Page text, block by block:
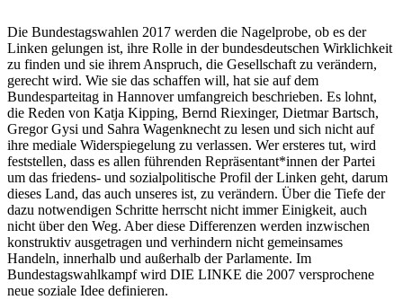
Die Bundestagswahlen 2017 werden die Nagelprobe, ob es der
Linken gelungen ist, ihre Rolle in der bundesdeutschen Wirklichkeit
zu finden und sie ihrem Anspruch, die Gesellschaft zu verändern,
gerecht wird. Wie sie das schaffen will, hat sie auf dem
Bundesparteitag in Hannover umfangreich beschrieben. Es lohnt,
die Reden von Katja Kipping, Bernd Riexinger, Dietmar Bartsch,
Gregor Gysi und Sahra Wagenknecht zu lesen und sich nicht auf
ihre mediale Widerspiegelung zu verlassen. Wer ersteres tut, wird
feststellen, dass es allen führenden Repräsentant*innen der Partei
um das friedens- und sozialpolitische Profil der Linken geht, darum
dieses Land, das auch unseres ist, zu verändern. Über die Tiefe der
dazu notwendigen Schritte herrscht nicht immer Einigkeit, auch
nicht über den Weg. Aber diese Differenzen werden inzwischen
konstruktiv ausgetragen und verhindern nicht gemeinsames
Handeln, innerhalb und außerhalb der Parlamente. Im
Bundestagswahlkampf wird DIE LINKE die 2007 versprochene
neue soziale Idee definieren.